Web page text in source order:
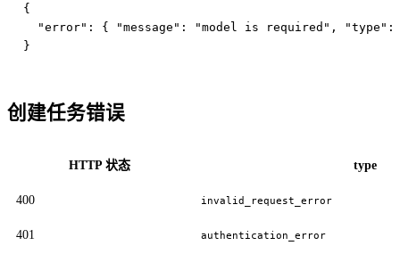
{
"error": { "message": "model is required",
创建任务错误
HTTP 状态 type
400 invalid_request_error
401 authentication_error